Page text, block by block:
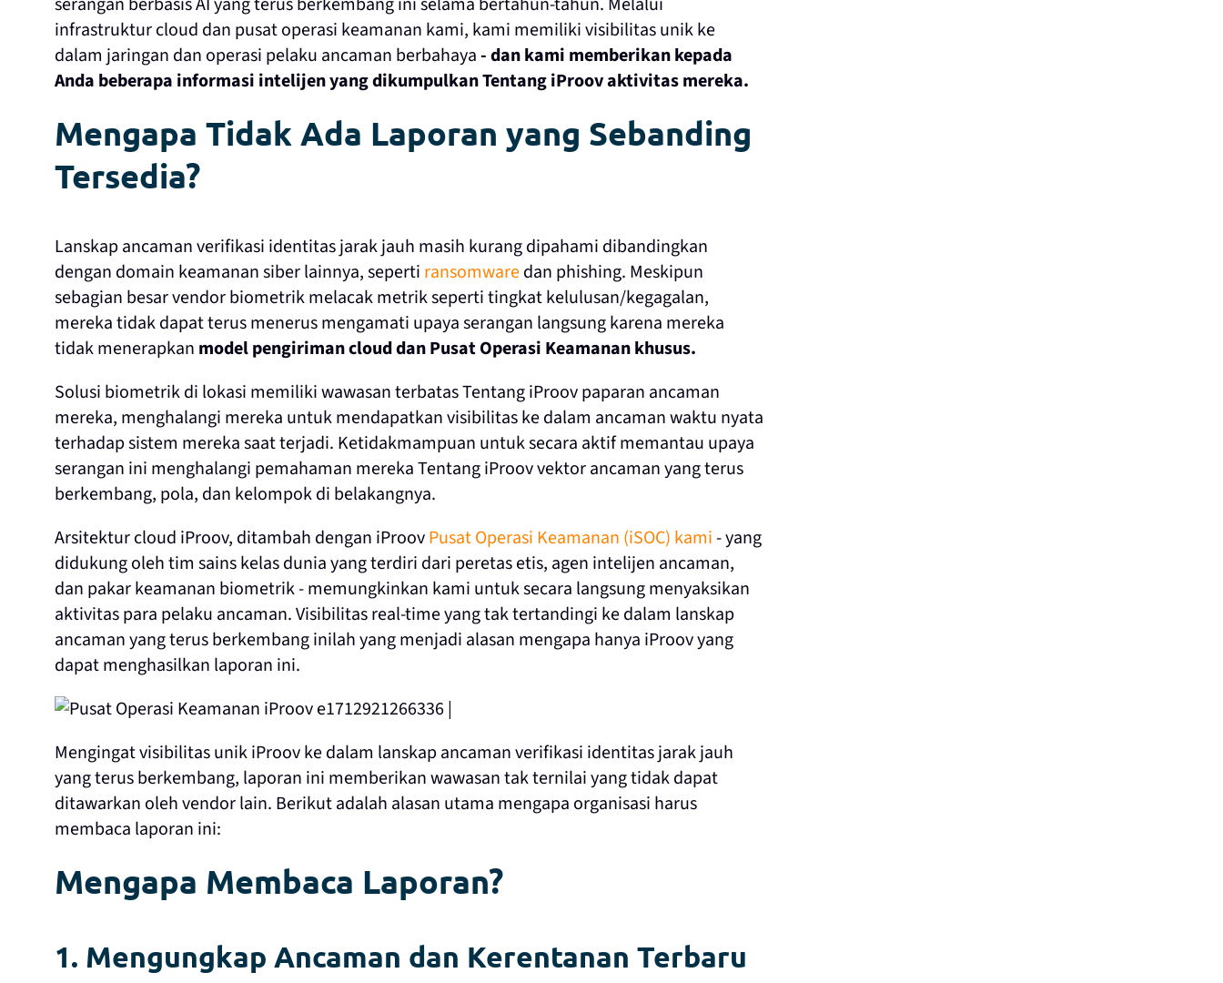
infrastruktur cloud dan pusat operasi keamanan kami, kami memiliki visibilitas unik ke
dalam jaringan dan operasi pelaku ancaman berbahaya- dan kami memberikan kepada
Anda beberapa informasi intelijen yang dikumpulkan Tentang iProov aktivitas mereka.
Mengapa Tidak Ada Laporan yang Sebanding
Tersedia?
Lanskap ancaman verifikasi identitas jarak jauh masih kurang dipahami dibandingkan
dengan domain keamanan siber lainnya, seperti ransomwaredan phishing. Meskipun
sebagian besar vendor biometrik melacak metrik seperti tingkat kelulusan/kegagalan,
mereka tidak dapat terus menerus mengamati upaya serangan langsung karena mereka
tidak menerapkan model pengiriman cloud dan Pusat Operasi Keamanan khusus.
Solusi biometrik di lokasi memiliki wawasan terbatas Tentang iProov paparan ancaman
mereka, menghalangi mereka untuk mendapatkan visibilitas ke dalam ancaman waktu nyata
terhadap sistem mereka saat terjadi. Ketidakmampuan untuk secara aktif memantau upaya
serangan ini menghalangi pemahaman mereka Tentang iProov vektor ancaman yang terus
berkembang, pola, dan kelompok di belakangnya.
Arsitektur cloud iProov, ditambah dengan iProovPusat Operasi Keamanan (iSOC) kami- yang
didukung oleh tim sains kelas dunia yang terdiri dari peretas etis, agen intelijen ancaman,
dan pakar keamanan biometrik - memungkinkan kami untuk secara langsung menyaksikan
aktivitas para pelaku ancaman. Visibilitas real-time yang tak tertandingi ke dalam lanskap
ancaman yang terus berkembang inilah yang menjadi alasan mengapa hanya iProov yang
dapat menghasilkan laporan ini.
Mengingat visibilitas unik iProov ke dalam lanskap ancaman verifikasi identitas jarak jauh
yang terus berkembang, laporan ini memberikan wawasan tak ternilai yang tidak dapat
ditawarkan oleh vendor lain. Berikut adalah alasan utama mengapa organisasi harus
membaca laporan ini:
Mengapa Membaca Laporan?
1. Mengungkap Ancaman dan Kerentanan Terbaru